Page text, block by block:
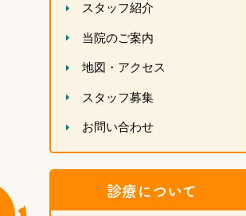
スタッフ紹介
当院のご案内
地図・アクセス
スタッフ募集
お問い合わせ
診療について